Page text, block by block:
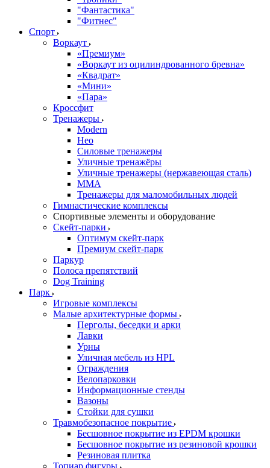
"Фантастика"
"Фитнес"
Спорт
Воркаут
«Премиум»
«Воркаут из оцилиндрованного бревна»
«Квадрат»
«Мини»
«Пара»
Кроссфит
Тренажеры
Modern
Нео
Силовые тренажеры
Уличные тренажёры
Уличные тренажеры (нержавеющая сталь)
ММА
Тренажеры для маломобильных людей
Гимнастические комплексы
Спортивные элементы и оборудование
Скейт-парки
Оптимум скейт-парк
Премиум скейт-парк
Паркур
Полоса препятствий
Dog Training
Парк
Игровые комплексы
Малые архитектурные формы
Перголы, беседки и арки
Лавки
Урны
Уличная мебель из HPL
Ограждения
Велопарковки
Информационные стенды
Вазоны
Стойки для сушки
Травмобезопасное покрытие
Бесшовное покрытие из EPDM крошки
Бесшовное покрытие из резиновой крошки
Резиновая плитка
Топиар фигуры